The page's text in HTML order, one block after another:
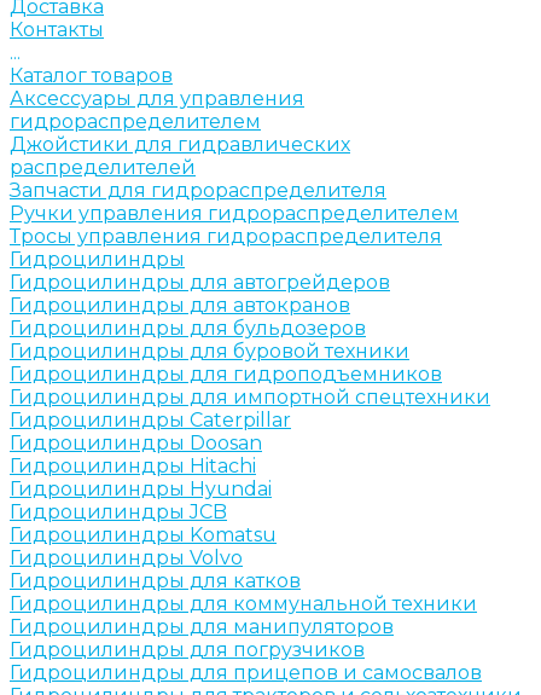
Доставка
Контакты
...
Каталог товаров
Аксессуары для управления
гидрораспределителем
Джойстики для гидравлических
распределителей
Запчасти для гидрораспределителя
Ручки управления гидрораспределителем
Тросы управления гидрораспределителя
Гидроцилиндры
Гидроцилиндры для автогрейдеров
Гидроцилиндры для автокранов
Гидроцилиндры для бульдозеров
Гидроцилиндры для буровой техники
Гидроцилиндры для гидроподъемников
Гидроцилиндры для импортной спецтехники
Гидроцилиндры Caterpillar
Гидроцилиндры Doosan
Гидроцилиндры Hitachi
Гидроцилиндры Hyundai
Гидроцилиндры JCB
Гидроцилиндры Komatsu
Гидроцилиндры Volvo
Гидроцилиндры для катков
Гидроцилиндры для коммунальной техники
Гидроцилиндры для манипуляторов
Гидроцилиндры для погрузчиков
Гидроцилиндры для прицепов и самосвалов